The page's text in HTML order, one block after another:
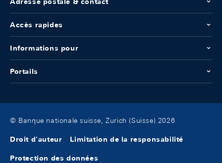
Accès rapides
Informations pour
Portails
© Banque nationale suisse, Zurich (Suisse) 2026
Droit d'auteur Limitation de la responsabilité
Protection des données